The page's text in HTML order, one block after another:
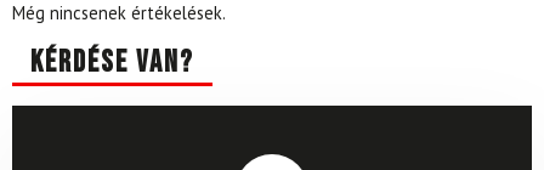
Még nincsenek értékelések.
Kérdése van?